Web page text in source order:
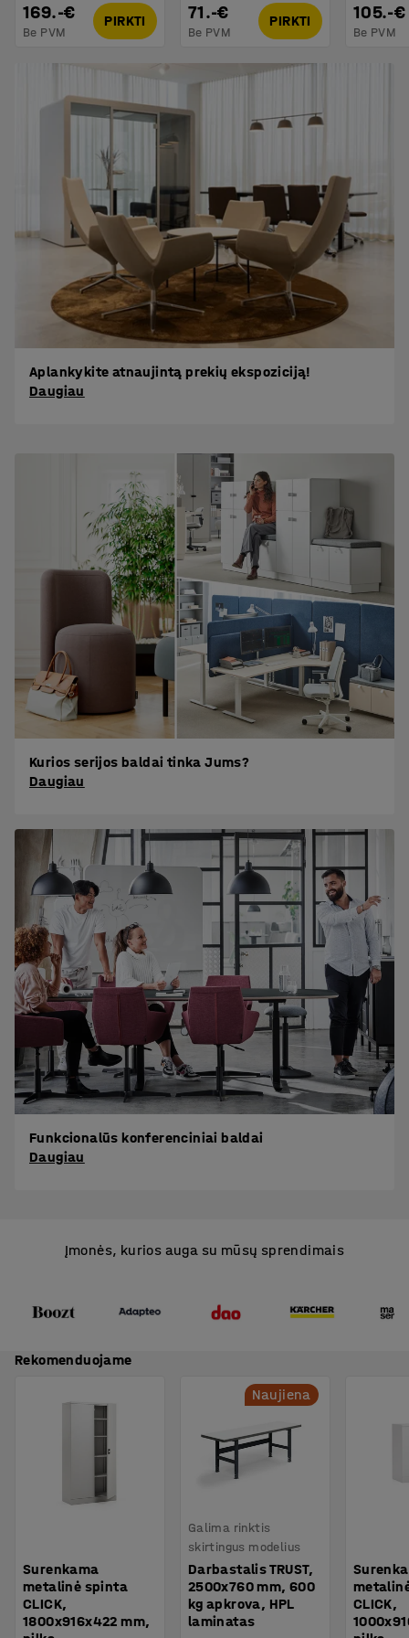
169.-€
Be PVM
PIRKTI 71.-€
Be PVM
PIRKTI 105.-€
Be PVM
Aplankykite atnaujintą prekių ekspoziciją!
Daugiau
Kurios serijos baldai tinka Jums?
Daugiau
Funkcionalūs konferenciniai baldai
Daugiau
Įmonės, kurios auga su mūsų sprendimais
Rekomenduojame
Surenkama
metalinė spinta
CLICK,
1800x916x422 mm,
Naujiena
Galima rinktis
skirtingus modelius
Darbastalis TRUST,
2500x760 mm, 600
kg apkrova, HPL
laminatas
CLICK,